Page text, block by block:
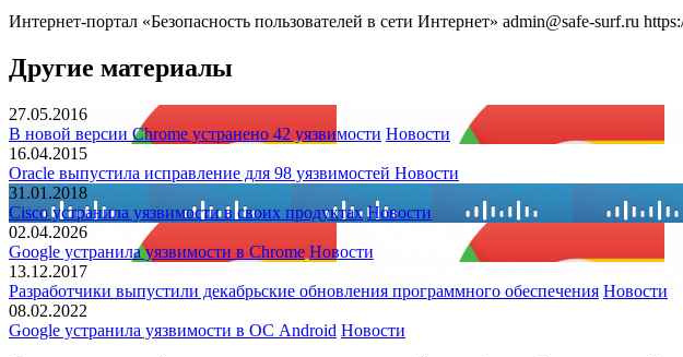
Интернет-портал «Безопасность пользователей в сети Интернет» admin@safe-surf.ru
Другие материалы
27.05.2016
В новой версии Chrome устранено 42 уязвимости Новости
16.04.2015
Oracle выпустила исправление для 98 уязвимостей Новости
31.01.2018
Cisco устранила уязвимости в своих продуктах Новости
02.04.2026
Google устранила уязвимости в Chrome Новости
13.12.2017
Разработчики выпустили декабрьские обновления программного обеспечения Новости
08.02.2022
Google устранила уязвимости в ОС Android Новости